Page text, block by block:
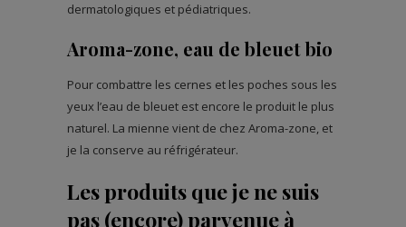
dermatologiques et pédiatriques.
Aroma-zone, eau de bleuet bio
Pour combattre les cernes et les poches sous les
yeux l’eau de bleuet est encore le produit le plus
naturel. La mienne vient de chez Aroma-zone, et
je la conserve au réfrigérateur.
Les produits que je ne suis
pas (encore) parvenue à